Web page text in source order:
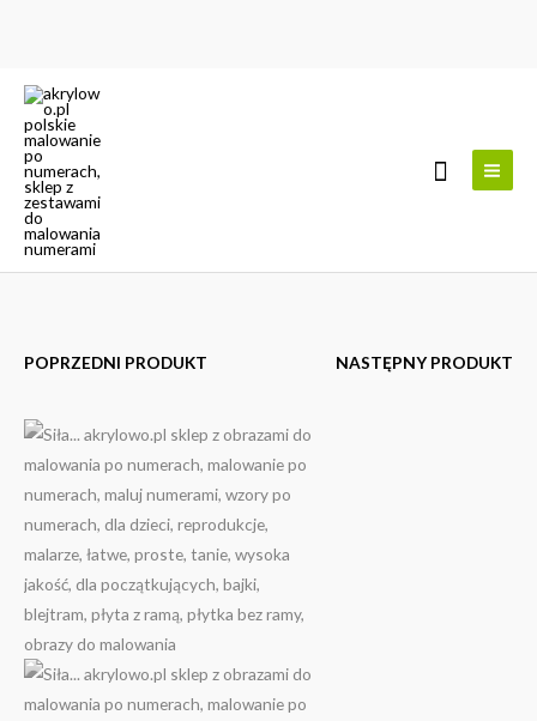
Szukaj
POPRZEDNI PRODUKT NASTĘPNY PRODUKT
ilość
Siła...